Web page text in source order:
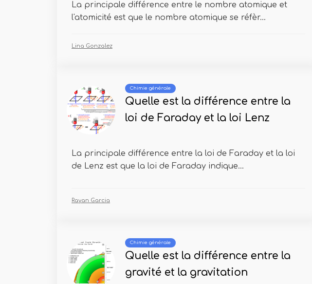
La principale différence entre le nombre atomique et
l'atomicité est que le nombre atomique se réfèr...
Lina Gonzalez
Chimie générale
Quelle est la différence entre la
loi de Faraday et la loi Lenz
La principale différence entre la loi de Faraday et la loi
de Lenz est que la loi de Faraday indique...
Rayan Garcia
Chimie générale
Quelle est la différence entre la
gravité et la gravitation